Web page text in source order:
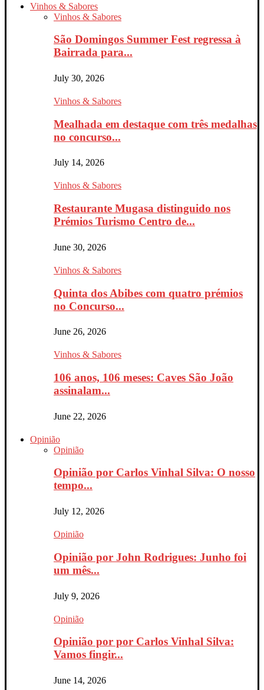
Vinhos & Sabores
Vinhos & Sabores
São Domingos Summer Fest regressa à
Bairrada para...
July 30, 2026
Vinhos & Sabores
Mealhada em destaque com três medalhas
no concurso...
July 14, 2026
Vinhos & Sabores
Restaurante Mugasa distinguido nos
Prémios Turismo Centro de...
June 30, 2026
Vinhos & Sabores
Quinta dos Abibes com quatro prémios
no Concurso...
June 26, 2026
Vinhos & Sabores
106 anos, 106 meses: Caves São João
assinalam...
June 22, 2026
Opinião
Opinião
Opinião por Carlos Vinhal Silva: O nosso
tempo...
July 12, 2026
Opinião
Opinião por John Rodrigues: Junho foi
um mês...
July 9, 2026
Opinião
Opinião por por Carlos Vinhal Silva:
Vamos fingir...
June 14, 2026